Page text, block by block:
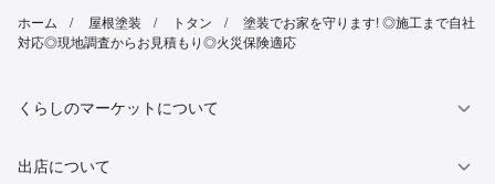
ホーム 屋根塗装 トタン
塗装でお家を守ります! ◎施工まで自社
対応◎現地調査からお見積もり◎火災保険適応
くらしのマーケットについて
出店について